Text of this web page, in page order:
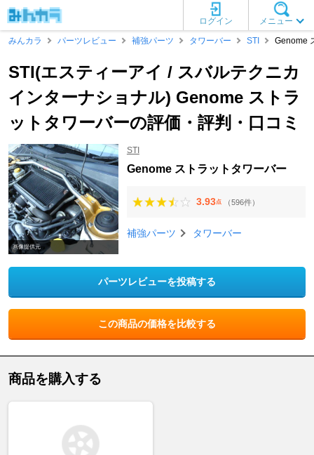
メニュー
ログイン
みんカラ
パーツレビュー 補強パーツ タワーバー STI Genome
STI(エスティーアイ / スバルテクニカ
インターナショナル) Genome ストラ
ットタワーバーの評価・評判・口コミ
画像提供元
STI
Genome ストラットタワーバー
3.93点 （596件）
補強パーツ タワーバー
パーツレビューを投稿する
この商品の価格を比較する
商品を購入する